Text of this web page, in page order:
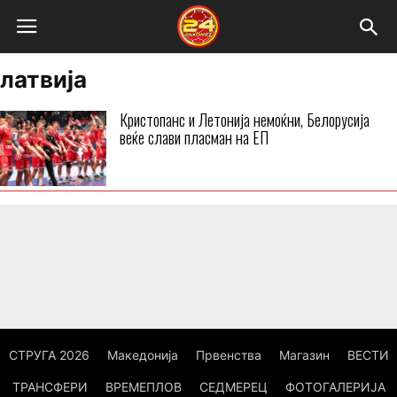
латвија
Кристопанс и Летонија немоќни, Белорусија
веќе слави пласман на ЕП
СТРУГА 2026 Македонија Првенства Магазин ВЕСТИ
ТРАНСФЕРИ ВРЕМЕПЛОВ СЕДМЕРЕЦ ФОТОГАЛЕРИЈА